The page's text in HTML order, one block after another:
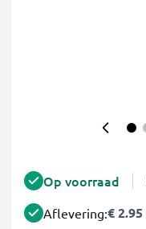
Op voorraad
Aflevering:€ 2.95